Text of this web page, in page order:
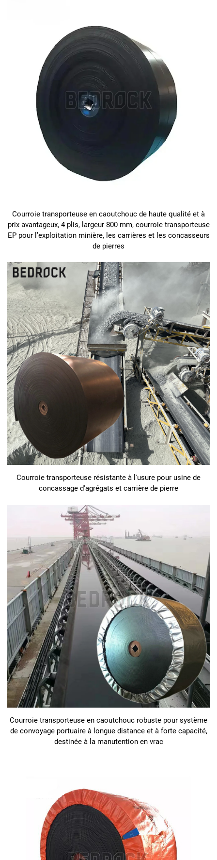
Courroie transporteuse en caoutchouc de haute qualité et à
prix avantageux, 4 plis, largeur 800 mm, courroie transporteuse
EP pour l’exploitation minière, les carrières et les concasseurs
de pierres
Courroie transporteuse résistante à l'usure pour usine de
concassage d'agrégats et carrière de pierre
Courroie transporteuse en caoutchouc robuste pour système
de convoyage portuaire à longue distance et à forte capacité,
destinée à la manutention en vrac